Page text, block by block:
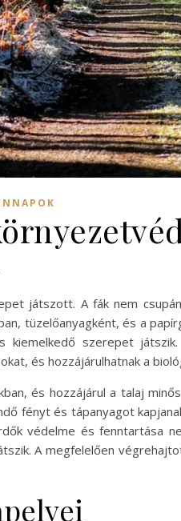
játszott. A fák nem
tüzelőanyagként, és a
kiemelkedő szerepet
és hozzájárulhatnak a
és hozzájárul a talaj
fényt és tápanyagot
védelme és fenntartása
A megfelelően